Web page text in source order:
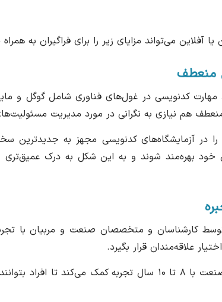
می‌تواند مزایای زیر را برای فراگیران به
منعطف
کدنویسی در غول‌های فناوری شامل گوگل و
منعطف هم نیازی به نگرانی در مورد مدیریت
در آزمایشگاه‌های کدنویسی مجهز به جدیدترین
خود بهره‌مند شوند و به این شکل به درک عمیق‌تری
کارشناسان و متخصصان صنعت و مربیان با
علاقه‌مندان قرار بگیرد.
در مورد مدل آنلاین دسترسی به کارشناسان صنعت با ۸ تا ۱۰ سال تجربه